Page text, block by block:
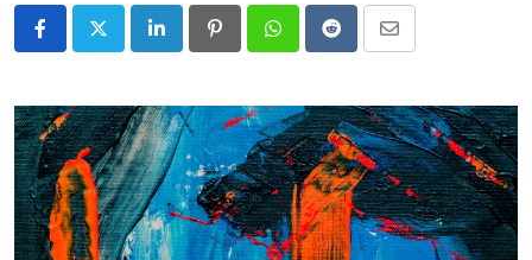
LinkedIn PinterestWhatsappRedditShare
Email